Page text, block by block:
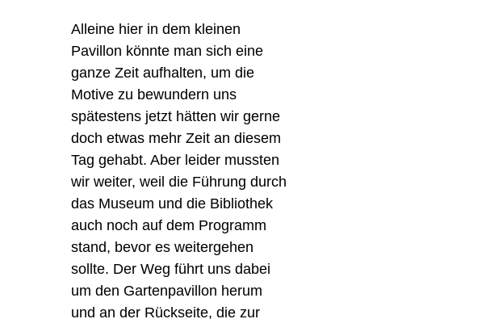
Alleine hier in dem kleinen
Pavillon könnte man sich eine
ganze Zeit aufhalten, um die
Motive zu bewundern uns
spätestens jetzt hätten wir gerne
doch etwas mehr Zeit an diesem
Tag gehabt. Aber leider mussten
wir weiter, weil die Führung durch
das Museum und die Bibliothek
auch noch auf dem Programm
stand, bevor es weitergehen
sollte. Der Weg führt uns dabei
um den Gartenpavillon herum
und an der Rückseite, die zur